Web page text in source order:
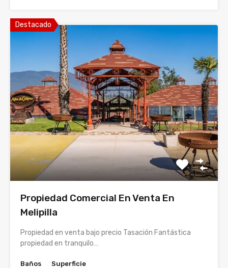
Destacado
Propiedad Comercial En Venta En
Melipilla
Propiedad en venta bajo precio Tasación Fantástica
propiedad en tranquilo…
Baños
Superficie